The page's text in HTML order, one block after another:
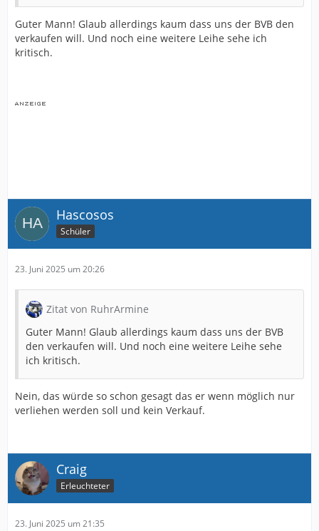
Guter Mann! Glaub allerdings kaum dass uns der BVB den
verkaufen will. Und noch eine weitere Leihe sehe ich
kritisch.
Hascosos
Schüler
23. Juni 2025 um 20:26
Zitat von RuhrArmine
Guter Mann! Glaub allerdings kaum dass uns der BVB
den verkaufen will. Und noch eine weitere Leihe sehe
ich kritisch.
Nein, das würde so schon gesagt das er wenn möglich nur
verliehen werden soll und kein Verkauf.
Craig
Erleuchteter
23. Juni 2025 um 21:35